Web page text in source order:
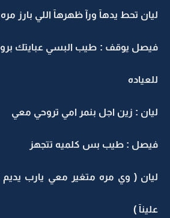
ليان تحط يدهآ ورآ ظهرهآ اللي بارز
فيصل يوقف : طيب البسي عبايتك
للعياده
ليان : زين اجل بنمر امي تروحي معي
فيصل : طيب بس كلميه تتجهز
ليان ( وي مره متغير معي يارب يديم
علينآ )